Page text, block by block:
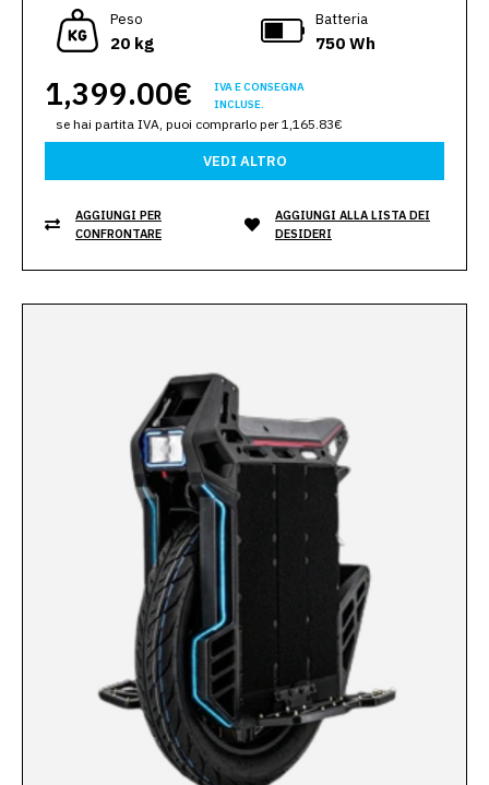
Peso
20 kg
Batteria
750 Wh
1,399.00€
IVA E CONSEGNA
INCLUSE.
se hai partita IVA, puoi comprarlo per 1,165.83€
VEDI ALTRO
AGGIUNGI PER
CONFRONTARE
AGGIUNGI ALLA LISTA DEI
DESIDERI